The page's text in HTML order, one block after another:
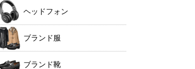
ヘッドフォン
ブランド服
ブランド靴